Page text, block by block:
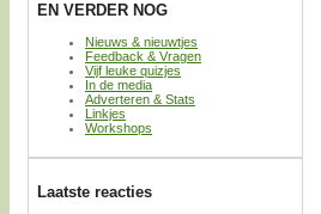
EN VERDER NOG
Nieuws & nieuwtjes
Feedback & Vragen
Vijf leuke quizjes
In de media
Adverteren & Stats
Linkjes
Workshops
Laatste reacties